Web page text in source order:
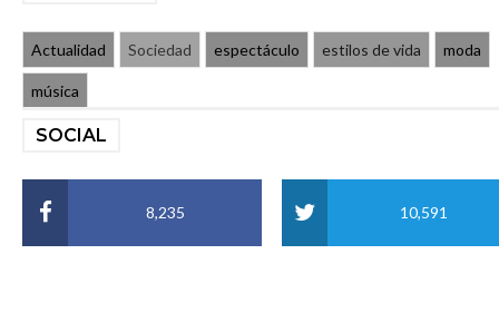
Actualidad Sociedad espectáculo estilos de vida moda
música
SOCIAL
8,235 10,591